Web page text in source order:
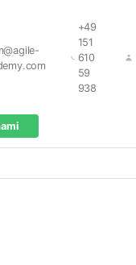
+49
151
610
59
938